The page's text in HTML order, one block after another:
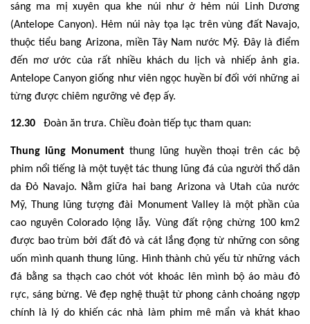
sáng ma mị xuyên qua khe núi như ở hẻm núi Linh Dương
(Antelope Canyon). Hẻm núi này tọa lạc trên vùng đất Navajo,
thuộc tiểu bang Arizona, miền Tây Nam nước Mỹ. Đây là điểm
đến mơ ước của rất nhiều khách du lịch và nhiếp ảnh gia.
Antelope Canyon giống như viên ngọc huyền bí đối với những ai
từng được chiêm ngưỡng vẻ đẹp ấy.
12.30 Đoàn ăn trưa. Chiều đoàn tiếp tục tham quan:
Thung lũng Monument thung lũng huyền thoại trên các bộ
phim nổi tiếng là một tuyệt tác thung lũng đá của người thổ dân
da Đỏ Navajo. Nằm giữa hai bang Arizona và Utah của nước
Mỹ, Thung lũng tượng đài Monument Valley là một phần của
cao nguyên Colorado lộng lẫy. Vùng đất rộng chừng 100 km2
được bao trùm bởi đất đỏ và cát lắng đọng từ những con sông
uốn mình quanh thung lũng. Hình thành chủ yếu từ những vách
đá bằng sa thạch cao chót vót khoác lên mình bộ áo màu đỏ
rực, sáng bừng. Vẻ đẹp nghệ thuật từ phong cảnh choáng ngợp
chính là lý do khiến các nhà làm phim mê mẩn và khát khao